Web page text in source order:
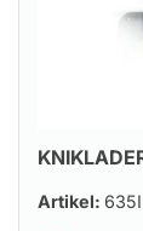
Artikel: 635I